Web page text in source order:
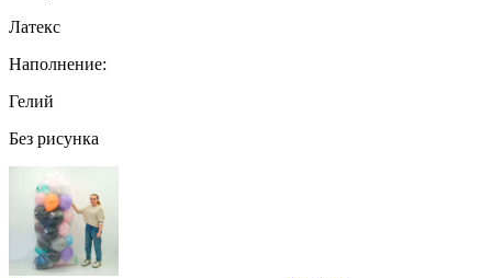
Латекс
Наполнение:
Гелий
Без рисунка